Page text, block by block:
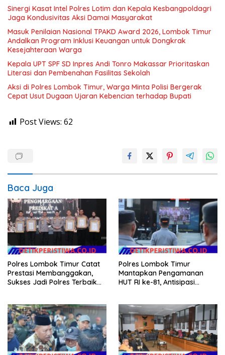
Sinergi Kasat Intel Polres Lotim dan Kepala Kesbangpoldagri
Jaga Kondusivitas Aksi Damai Masyarakat
Masuk Penilaian Nasional TPAKD Award 2026, Lombok Timur
Andalkan Program Inklusi Keuangan untuk Dongkrak
Kesejahteraan Warga
Kepala UPT SPF SD Inpres Andi Tonro Makassar Prioritaskan
Literasi dan Pembenahan Fasilitas Sekolah
Aksi di Polres Lombok Timur, Warga Minta Polisi Bergerak
Cepat Usut Dugaan Ujaran Kebencian terhadap Bupati
Post Views: 62
Baca Juga
Polres Lombok Timur Catat
Prestasi Membanggakan,
Sukses Jadi Polres Terbaik
Polres Lombok Timur
Mantapkan Pengamanan
HUT RI ke-81, Antisipasi